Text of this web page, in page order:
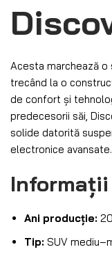
Acesta marchează o
trecând la o
de confort și
predecesorii săi,
solide datorită
electronice avansate.
Ani producție:
Tip: SUV